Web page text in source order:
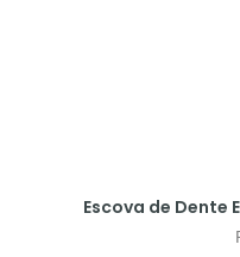
Escova de Dente